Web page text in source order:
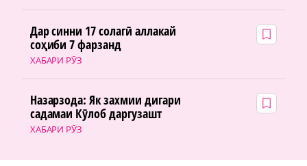
ХАБАРИ РӮЗ
Дар синни 17 солагӣ аллакай
соҳиби 7 фарзанд
ХАБАРИ РӮЗ
Назарзода: Як захмии дигари
садамаи Кӯлоб даргузашт